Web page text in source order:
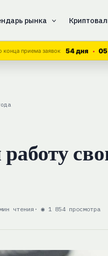
рынка
конца приема заявок 54 дня 05
чтения · ◉ 1 854 просмотра